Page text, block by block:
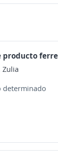
producto
Zulia
determinado